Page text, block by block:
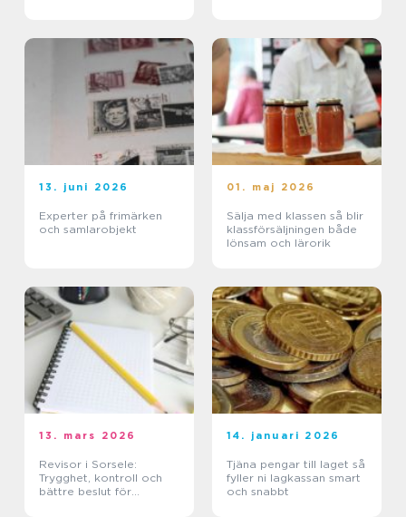
13. juni 2026
Experter på frimärken
och samlarobjekt
01. maj 2026
Sälja med klassen så blir
klassförsäljningen både
lönsam och lärorik
13. mars 2026
Revisor i Sorsele:
Trygghet, kontroll och
bättre beslut för
14. januari 2026
Tjäna pengar till laget så
fyller ni lagkassan smart
och snabbt